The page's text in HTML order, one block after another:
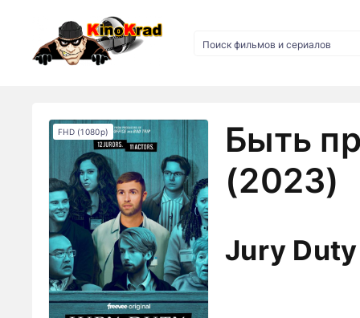
Быть
(2023)
Jury Duty
FHD (1080p)